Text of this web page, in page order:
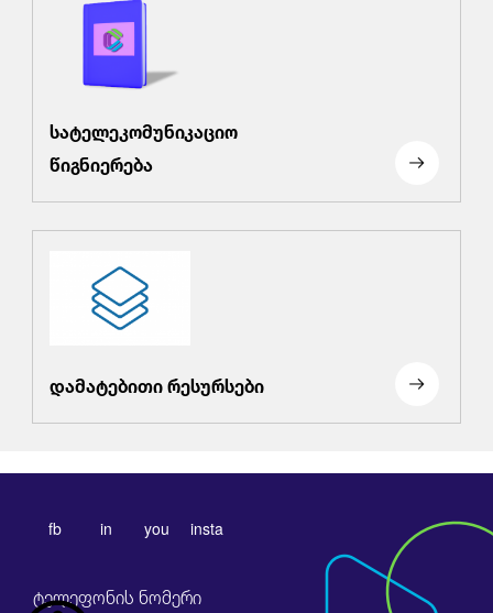
სატელეკომუნიკაციო
წიგნიერება
დამატებითი რესურსები
ტელეფონის ნომერი
fb in you insta